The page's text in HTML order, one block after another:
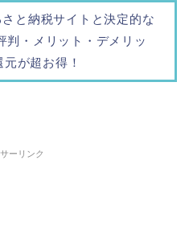
と納税サイトと決定的な
判・メリット・デメリッ
元が超お得！
ーリンク